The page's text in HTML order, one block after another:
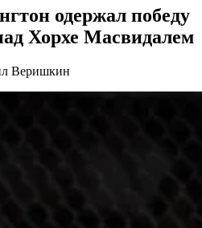
одержал победу
Хорхе Масвидалем
Веришкин